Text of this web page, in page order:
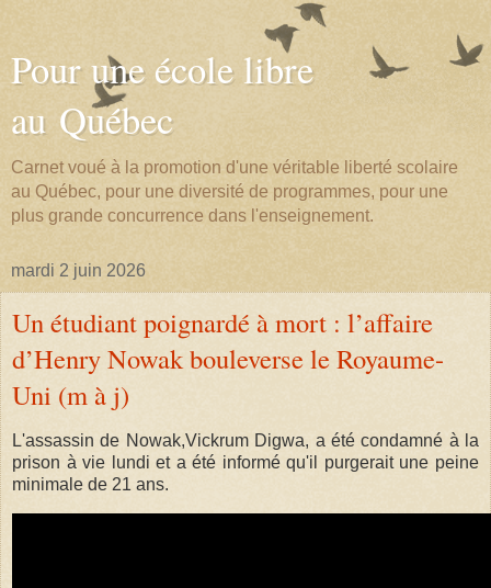
Pour une école libre
au Québec
Carnet voué à la promotion d'une véritable liberté scolaire
au Québec, pour une diversité de programmes, pour une
plus grande concurrence dans l'enseignement.
mardi 2 juin 2026
Un étudiant poignardé à mort : l’affaire
d’Henry Nowak bouleverse le Royaume-
Uni (m à j)
L'assassin de Nowak,Vickrum Digwa, a été condamné à la
prison à vie lundi et a été informé qu'il purgerait une peine
minimale de 21 ans.